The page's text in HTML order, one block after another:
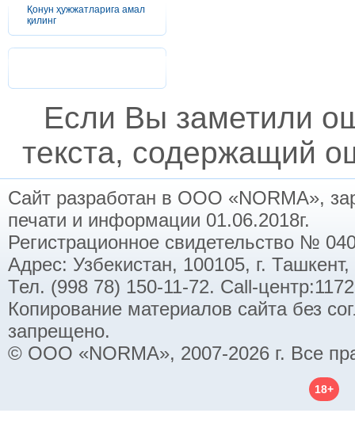
Қонун ҳужжатларига амал
қилинг
Если Вы заметили
текста, содержащий
Сайт разработан в ООО «NORMA»,
печати и информации 01.06.2018г.
Регистрационное свидетельство №
Адрес: Узбекистан, 100105, г.
Тел. (998 78) 150-11-72. Call-
Копирование материалов сайта без
запрещено.
© ООО «NORMA», 2007-2026 г. Все
18+